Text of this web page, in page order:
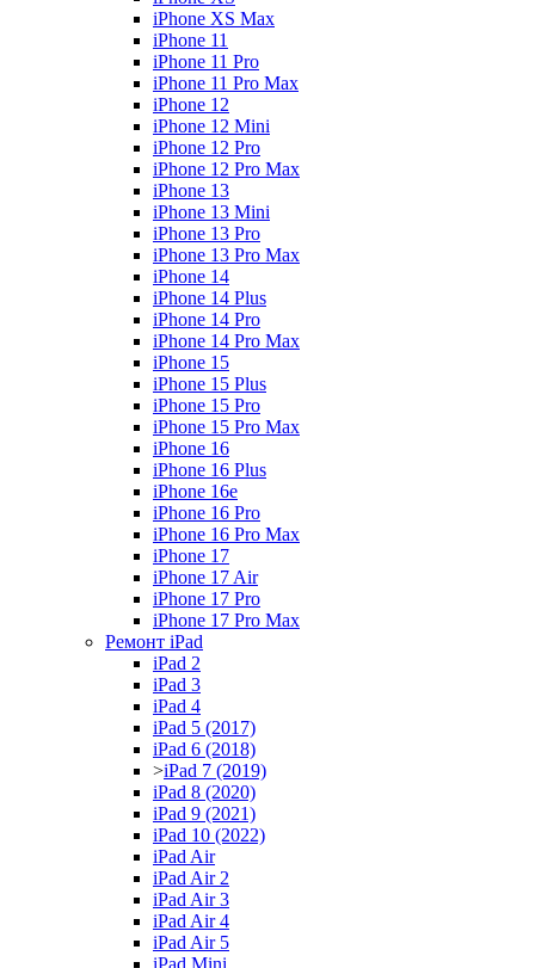
iPhone XS Max
iPhone 11
iPhone 11 Pro
iPhone 11 Pro Max
iPhone 12
iPhone 12 Mini
iPhone 12 Pro
iPhone 12 Pro Max
iPhone 13
iPhone 13 Mini
iPhone 13 Pro
iPhone 13 Pro Max
iPhone 14
iPhone 14 Plus
iPhone 14 Pro
iPhone 14 Pro Max
iPhone 15
iPhone 15 Plus
iPhone 15 Pro
iPhone 15 Pro Max
iPhone 16
iPhone 16 Plus
iPhone 16e
iPhone 16 Pro
iPhone 16 Pro Max
iPhone 17
iPhone 17 Air
iPhone 17 Pro
iPhone 17 Pro Max
Ремонт iPad
iPad 2
iPad 3
iPad 4
iPad 5 (2017)
iPad 6 (2018)
>iPad 7 (2019)
iPad 8 (2020)
iPad 9 (2021)
iPad 10 (2022)
iPad Air
iPad Air 2
iPad Air 3
iPad Air 4
iPad Air 5
iPad Mini